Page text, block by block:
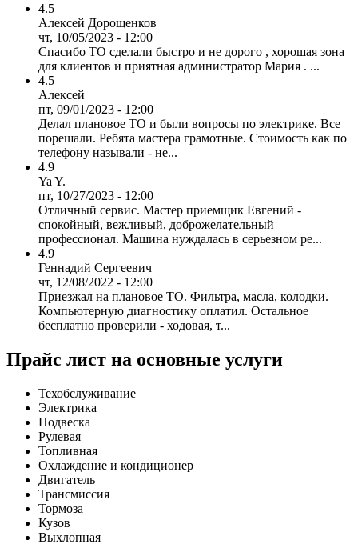
4.5
Алексей Дорощенков
чт, 10/05/2023 - 12:00
Спасибо ТО сделали быстро и не дорого , хорошая зона
для клиентов и приятная администратор Мария . ...
4.5
Алексей
пт, 09/01/2023 - 12:00
Делал плановое ТО и были вопросы по электрике. Все
порешали. Ребята мастера грамотные. Стоимость как по
телефону называли - не...
4.9
Ya Y.
пт, 10/27/2023 - 12:00
Отличный сервис. Мастер приемщик Евгений -
спокойный, вежливый, доброжелательный
профессионал. Машина нуждалась в серьезном ре...
4.9
Геннадий Сергеевич
чт, 12/08/2022 - 12:00
Приезжал на плановое ТО. Фильтра, масла, колодки.
Компьютерную диагностику оплатил. Остальное
бесплатно проверили - ходовая, т...
Прайс лист на основные услуги
Техобслуживание
Электрика
Подвеска
Рулевая
Топливная
Охлаждение и кондиционер
Двигатель
Трансмиссия
Тормоза
Кузов
Выхлопная